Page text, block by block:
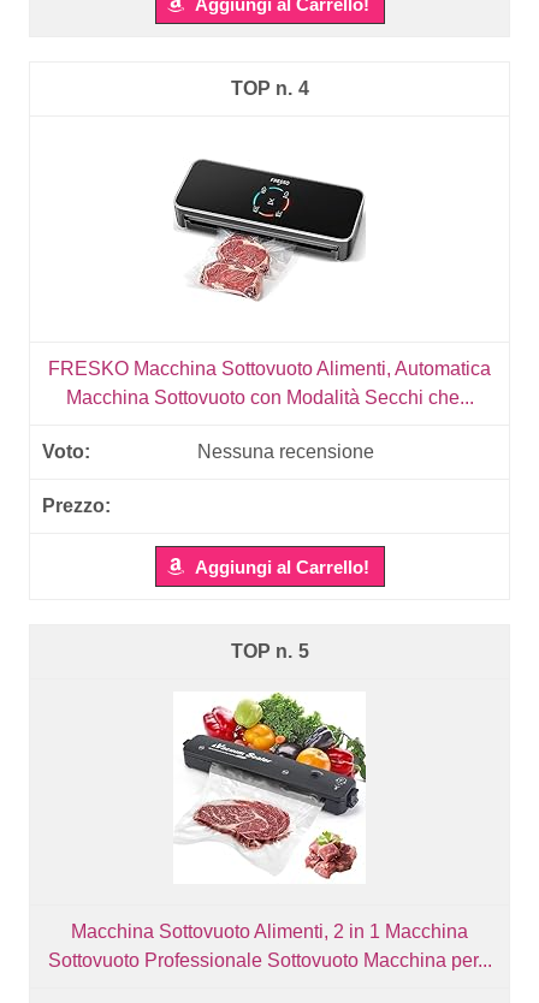
Aggiungi al Carrello!
4
FRESKO Macchina Sottovuoto Alimenti, Automatica
Macchina Sottovuoto con Modalità Secchi che...
Nessuna recensione
Aggiungi al Carrello!
5
Macchina Sottovuoto Alimenti, 2 in 1 Macchina
Sottovuoto Professionale Sottovuoto Macchina per...